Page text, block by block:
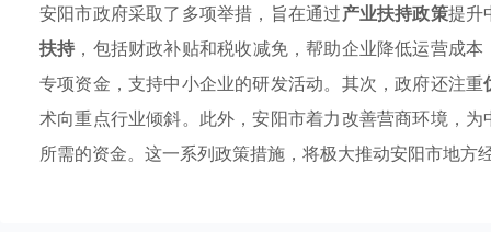
安阳市政府采取了多项举措，旨在通过产业扶持政策提升
扶持 ，包括财政补贴和税收减免，帮助企业降低运营成
专项资金，支持中小企业的研发活动。其次，政府还注重
术向重点行业倾斜。此外，安阳市着力改善营商环境，
所需的资金。这一系列政策措施，将极大推动安阳市地方